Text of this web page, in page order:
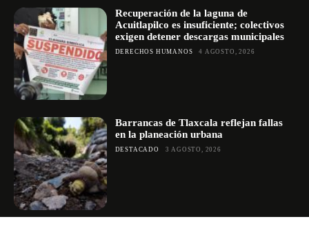
Recuperación de la laguna de
Acuitlapilco es insuficiente; colectivos
exigen detener descargas municipales
DERECHOS HUMANOS 4 AGOSTO, 2026
Barrancas de Tlaxcala reflejan fallas
en la planeación urbana
DESTACADO 3 AGOSTO, 2026